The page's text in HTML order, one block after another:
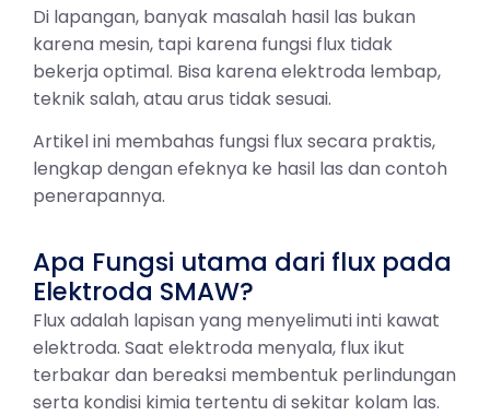
Di lapangan, banyak masalah hasil las bukan
karena mesin, tapi karena fungsi flux tidak
bekerja optimal. Bisa karena elektroda lembap,
teknik salah, atau arus tidak sesuai.
Artikel ini membahas fungsi flux secara praktis,
lengkap dengan efeknya ke hasil las dan contoh
penerapannya.
Apa Fungsi utama dari flux pada
Elektroda SMAW?
Flux adalah lapisan yang menyelimuti inti kawat
elektroda. Saat elektroda menyala, flux ikut
terbakar dan bereaksi membentuk perlindungan
serta kondisi kimia tertentu di sekitar kolam las.